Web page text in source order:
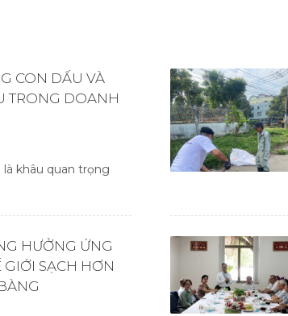
CON DẤU VÀ
TRONG DOANH
là khâu quan trọng
HƯỞNG ỨNG
SẠCH HƠN